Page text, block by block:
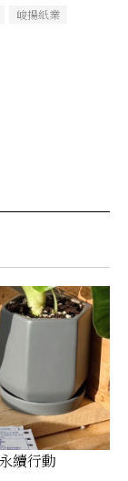
峻揚紙業
續行動